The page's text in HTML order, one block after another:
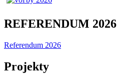
REFERENDUM 2026
Referendum 2026
Projekty